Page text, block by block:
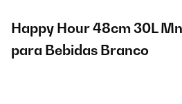
Happy Hour 48cm 30L
para Bebidas Branco